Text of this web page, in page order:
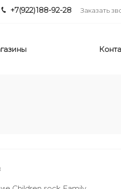
+7(922)188-92-28 Заказать